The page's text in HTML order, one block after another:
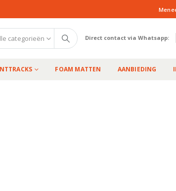
categorieën Direct contact via Whatsapp:
FOAM MATTEN AANBIEDING